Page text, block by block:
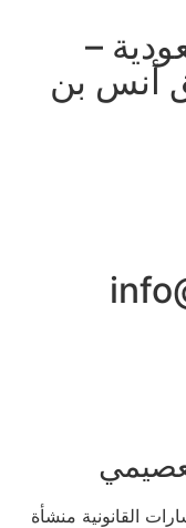
–
أنس بن
القانونية منشأة